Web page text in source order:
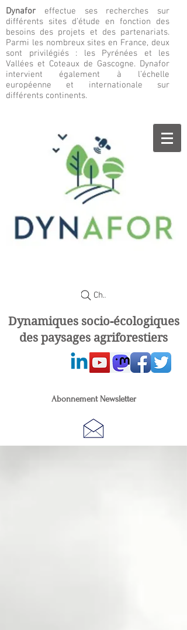
Dynafor effectue ses recherches sur
différents sites d’étude en fonction des
besoins des projets et des partenariats.
Parmi les nombreux sites en France, deux
sont privilégiés : les Pyrénées et les
Vallées et Coteaux de Gascogne. Dynafor
intervient également à l’échelle
européenne et internationale sur
différents continents.
Chercher
Dynamiques socio-écologiques
des paysages agriforestiers
Abonnement Newsletter